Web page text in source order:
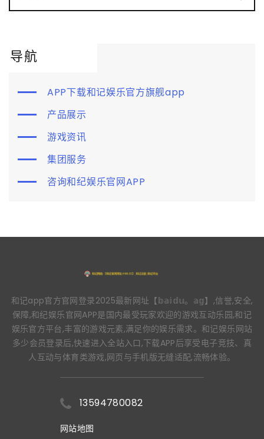
导航
APP下载和记娱乐官方旗舰app
产品展示
游戏资讯
集团服务
咨询和纪娱乐官网APP
和记app官方官网登录2025最新网址【𝕓𝕒𝕚𝕕𝕦。𝕒𝕘】,信誉,安全,
保障,和纪娱乐官网APP是国内最受玩家欢迎的游戏互动乐园,和记
娱乐官方平台,丰富的游戏元素,满足你的娱乐需求。和记娱乐网站
多少会员登录后,快速进入全站入口,下载APP后享受电子竞技、真
人互动与体育类游戏,网页与手机版无缝适配,流畅体验。
13594780082
网站地图